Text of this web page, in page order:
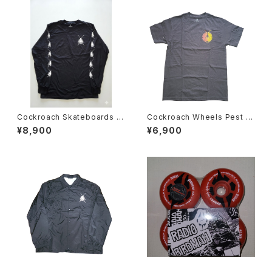
Cockroach Skateboards R
oach ロングスリーブ Tシャツ
¥8,900
Cockroach Wheels Pest T
シャツ スケートボード
¥6,900